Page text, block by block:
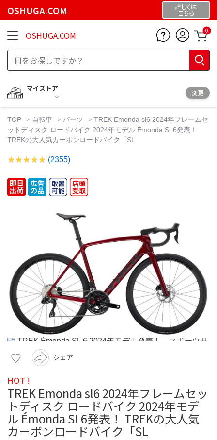
OSHUGA.COM 詳しくは
こちら
OSHUGA.COM 0
マイストア
変更
TOP 自転車 パーツ
TREK Emonda sl6 2024年フレームセ
ットディスク ロードバイク 2024年モデル Émonda SL6発表！
TREKの大人気カーボンロードバイク「SL
(2355)
シェア
HOT !
TREK Emonda sl6 2024年フレームセッ
トディスク ロードバイク 2024年モデ
ル Émonda SL6発表！ TREKの大人気
カーボンロードバイク「SL